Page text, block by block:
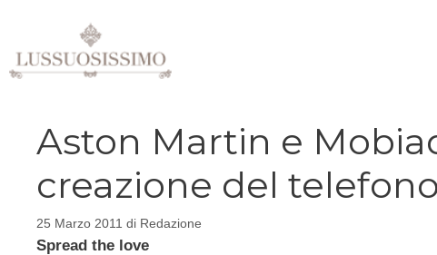
contenuto
Aston Martin e
creazione del telefono
25 Marzo 2011 di Redazione
Spread the love